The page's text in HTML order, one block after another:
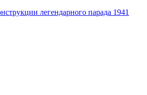
легендарного парада 1941